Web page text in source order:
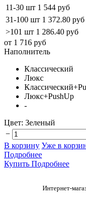
11-30 шт 1 544 руб
31-100 шт 1 372.80 руб
>101 шт 1 286.40 руб
от 1 716 руб
Наполнитель
Классический
Люкс
Люкс+PushUp
-
Цвет: Зеленый
−
В корзину Уже в
Подробнее
Купить Подробнее
Интернет-